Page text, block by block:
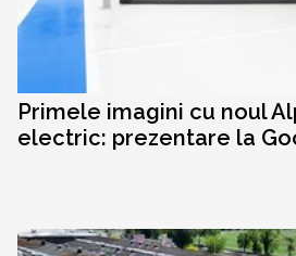
Primele imagini cu noul
electric: prezentare la